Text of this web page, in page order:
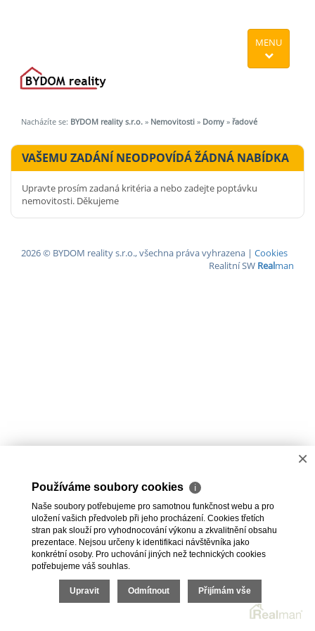
MENU
Nacházíte se: BYDOM reality s.r.o. » Nemovitosti » Domy » řadové
VAŠEMU ZADÁNÍ NEODPOVÍDÁ ŽÁDNÁ NABÍDKA
Upravte prosím zadaná kritéria a nebo zadejte poptávku
nemovitosti. Děkujeme
2026 © BYDOM reality s.r.o., všechna práva vyhrazena | Cookies
Realitní SW Realman
×
Používáme soubory cookies ℹ
Naše soubory potřebujeme pro samotnou funkčnost webu a pro
uložení vašich předvoleb při jeho procházení. Cookies třetích
stran pak slouží pro vyhodnocování výkonu a zkvalitnění obsahu
prezentace. Nejsou určeny k identifikaci návštěvníka jako
konkrétní osoby. Pro uchování jiných než technických cookies
potřebujeme váš souhlas.
Upravit Odmítnout Přijímám vše